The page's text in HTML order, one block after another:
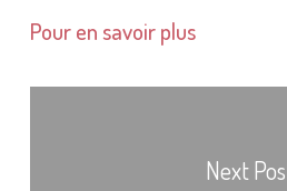
Pour en savoir plus
Next